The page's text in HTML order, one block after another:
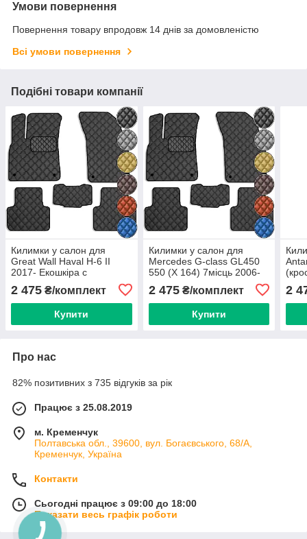
Умови повернення
Повернення товару впродовж 14 днів за домовленістю
Всі умови повернення
Подібні товари компанії
Килимки у салон для
Great Wall Haval H-6 ІІ
2017- Екошкіра с
(Rombus)
2 475 ₴/комплект
Купити
Килимки у салон для
Mercedes G-class GL450
550 (Х 164) 7місць 2006-
подпятником 5 шт
(Rombus)
2 475₴/комплект
Купити
шт
2
Про нас
82% позитивних з 735 відгуків за рік
Працює з 25.08.2019
м. Кременчук
Полтавська обл., 39600, вул. Богаєвського, 68/А,
Кременчук, Україна
Контакти
Сьогодні працює з 09:00 до 18:00
Показати весь графік роботи